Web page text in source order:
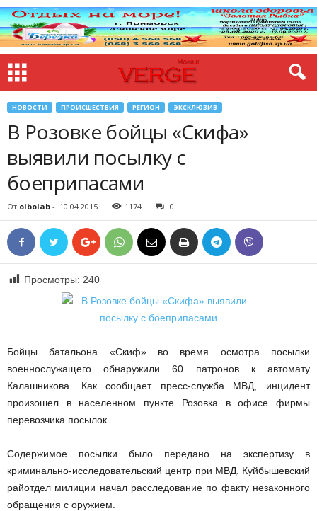
НОВОСТИ ПРОИСШЕСТВИЯ РЕГИОН ЭКСКЛЮЗИВ
В Розовке бойцы «Скифа»
выявили посылку с
боеприпасами
От olbolab - 10.04.2015 1174 0
Просмотры: 240
Бойцы батальона «Скиф» во время осмотра посылки
военнослужащего обнаружили 60 патронов к автомату
Калашникова. Как сообщает пресс-служба МВД, инцидент
произошел в населенном пункте Розовка в офисе фирмы
перевозчика посылок.
Содержимое посылки было передано на экспертизу в
криминально-исследовательский центр при МВД. Куйбышевский
райотдел милиции начал расследование по факту незаконного
обращения с оружием.